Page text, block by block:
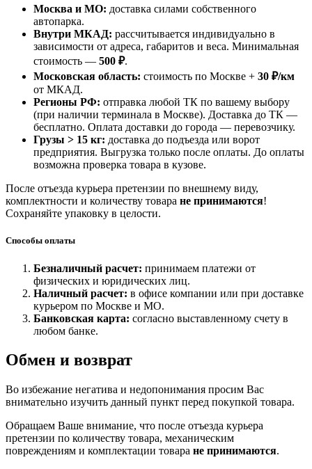
Москва и МО: доставка силами собственного
автопарка.
Внутри МКАД: рассчитывается индивидуально в
зависимости от адреса, габаритов и веса. Минимальная
стоимость — 500 ₽.
Московская область: стоимость по Москве + 30 ₽/км
от МКАД.
Регионы РФ: отправка любой ТК по вашему выбору
(при наличии терминала в Москве). Доставка до ТК —
бесплатно. Оплата доставки до города — перевозчику.
Грузы > 15 кг: доставка до подъезда или ворот
предприятия. Выгрузка только после оплаты. До оплаты
возможна проверка товара в кузове.
После отъезда курьера претензии по внешнему виду,
комплектности и количеству товара не принимаются!
Сохраняйте упаковку в целости.
Способы оплаты
Безналичный расчет: принимаем платежи от
физических и юридических лиц.
Наличный расчет: в офисе компании или при доставке
курьером по Москве и МО.
Банковская карта: согласно выставленному счету в
любом банке.
Обмен и возврат
Во избежание негатива и недопонимания просим Вас
внимательно изучить данный пункт перед покупкой товара.
Обращаем Ваше внимание, что после отъезда курьера
претензии по количеству товара, механическим
повреждениям и комплектации товара не принимаются.